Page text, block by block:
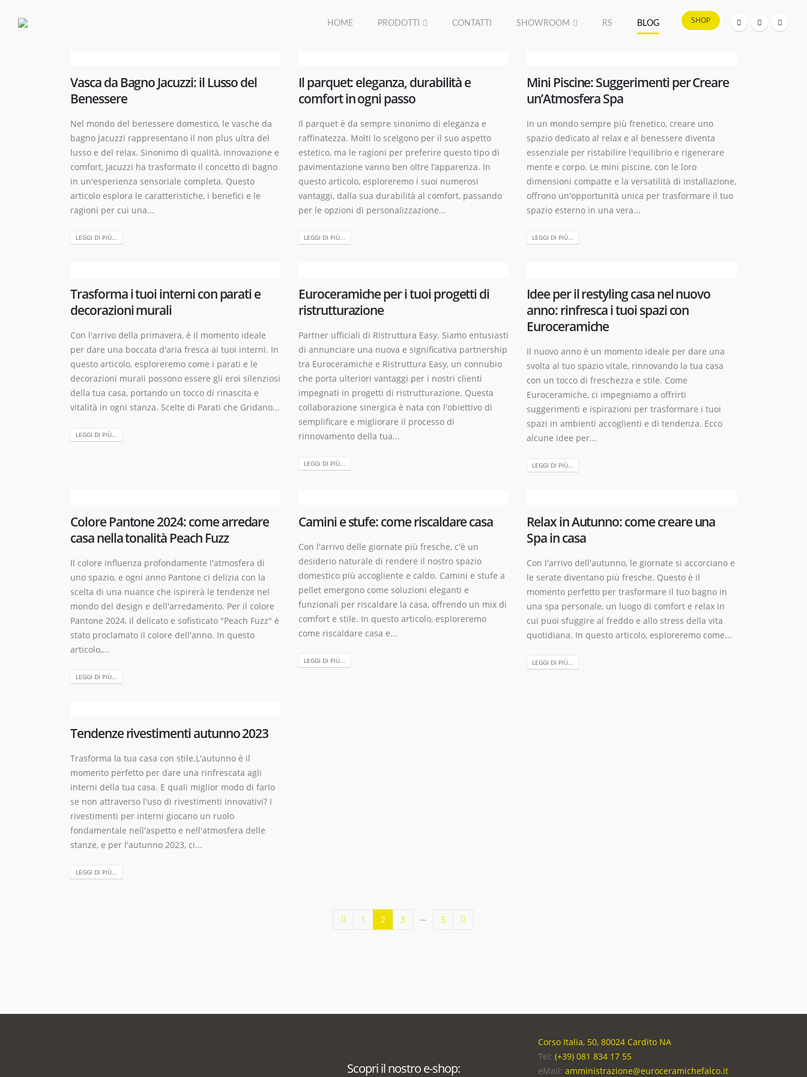
HOME PRODOTTI CONTATTI SHOWROOM RS BLOG SHOP
Vasca da Bagno Jacuzzi: il Lusso del
Benessere
Nel mondo del benessere domestico, le vasche da
bagno Jacuzzi rappresentano il non plus ultra del
lusso e del relax. Sinonimo di qualità, innovazione e
comfort, Jacuzzi ha trasformato il concetto di bagno
in un'esperienza sensoriale completa. Questo
articolo esplora le caratteristiche, i benefici e le
ragioni per cui una...
LEGGI DI PIÙ...
Il parquet: eleganza, durabilità e
comfort in ogni passo
Il parquet è da sempre sinonimo di eleganza e
raffinatezza. Molti lo scelgono per il suo aspetto
estetico, ma le ragioni per preferire questo tipo di
pavimentazione vanno ben oltre l’apparenza. In
questo articolo, esploreremo i suoi numerosi
vantaggi, dalla sua durabilità al comfort, passando
per le opzioni di personalizzazione...
LEGGI DI PIÙ...
Mini Piscine: Suggerimenti per Creare
un’Atmosfera Spa
In un mondo sempre più frenetico, creare uno
spazio dedicato al relax e al benessere diventa
essenziale per ristabilire l'equilibrio e rigenerare
mente e corpo. Le mini piscine, con le loro
dimensioni compatte e la versatilità di installazione,
offrono un'opportunità unica per trasformare il tuo
spazio esterno in una vera...
LEGGI DI PIÙ...
Trasforma i tuoi interni con parati e
decorazioni murali
Con l'arrivo della primavera, è il momento ideale
per dare una boccata d'aria fresca ai tuoi interni. In
questo articolo, esploreremo come i parati e le
decorazioni murali possono essere gli eroi silenziosi
della tua casa, portando un tocco di rinascita e
vitalità in ogni stanza. Scelte di Parati che Gridano...
LEGGI DI PIÙ...
Euroceramiche per i tuoi progetti di
ristrutturazione
Partner ufficiali di Ristruttura Easy. Siamo entusiasti
di annunciare una nuova e significativa partnership
tra Euroceramiche e Ristruttura Easy, un connubio
che porta ulteriori vantaggi per i nostri clienti
impegnati in progetti di ristrutturazione. Questa
collaborazione sinergica è nata con l'obiettivo di
semplificare e migliorare il processo di
rinnovamento della tua...
LEGGI DI PIÙ...
Idee per il restyling casa nel nuovo
anno: rinfresca i tuoi spazi con
Euroceramiche
Il nuovo anno è un momento ideale per dare una
svolta al tuo spazio vitale, rinnovando la tua casa
con un tocco di freschezza e stile. Come
Euroceramiche, ci impegniamo a offrirti
suggerimenti e ispirazioni per trasformare i tuoi
spazi in ambienti accoglienti e di tendenza. Ecco
alcune idee per...
LEGGI DI PIÙ...
Colore Pantone 2024: come arredare
casa nella tonalità Peach Fuzz
Il colore influenza profondamente l'atmosfera di
uno spazio, e ogni anno Pantone ci delizia con la
scelta di una nuance che ispirerà le tendenze nel
mondo del design e dell'arredamento. Per il colore
Pantone 2024, il delicato e sofisticato "Peach Fuzz" è
stato proclamato il colore dell'anno. In questo
articolo,...
LEGGI DI PIÙ...
Camini e stufe: come riscaldare casa
Con l'arrivo delle giornate più fresche, c'è un
desiderio naturale di rendere il nostro spazio
domestico più accogliente e caldo. Camini e stufe a
pellet emergono come soluzioni eleganti e
funzionali per riscaldare la casa, offrendo un mix di
comfort e stile. In questo articolo, esploreremo
come riscaldare casa e...
LEGGI DI PIÙ...
Relax in Autunno: come creare una
Spa in casa
Con l'arrivo dell'autunno, le giornate si accorciano e
le serate diventano più fresche. Questo è il
momento perfetto per trasformare il tuo bagno in
una spa personale, un luogo di comfort e relax in
cui puoi sfuggire al freddo e allo stress della vita
quotidiana. In questo articolo, esploreremo come...
LEGGI DI PIÙ...
Tendenze rivestimenti autunno 2023
Trasforma la tua casa con stile.L'autunno è il
momento perfetto per dare una rinfrescata agli
interni della tua casa. E quali miglior modo di farlo
se non attraverso l'uso di rivestimenti innovativi? I
rivestimenti per interni giocano un ruolo
fondamentale nell'aspetto e nell'atmosfera delle
stanze, e per l'autunno 2023, ci...
LEGGI DI PIÙ...
1 2 3 … 5
Scopri il nostro e-shop:
Corso Italia, 50, 80024 Cardito NA
Tel: (+39) 081 834 17 55
eMail: amministrazione@euroceramichefalco.it